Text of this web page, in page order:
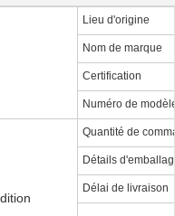
Lieu d'origine
Nom de marque
Certification
Numéro de
Quantité de
Détails
Délai de livraison